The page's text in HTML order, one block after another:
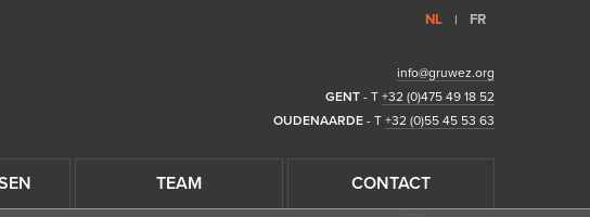
NL | FR
info@gruwez.org
GENT - T +32 (0)475 49 18 52
OUDENAARDE - T +32 (0)55 45 53 63
TEAM CONTACT